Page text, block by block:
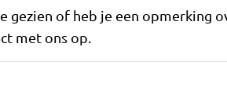
gezien of heb je een opmerking
met ons op.